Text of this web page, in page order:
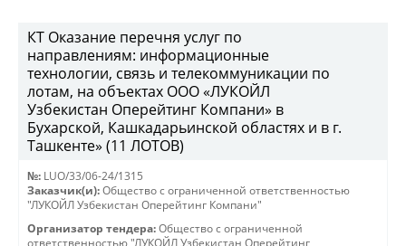
КТ Оказание перечня услуг по
направлениям: информационные
технологии, связь и телекоммуникации по
лотам, на объектах ООО «ЛУКОЙЛ
Узбекистан Оперейтинг Компани» в
Бухарской, Кашкадарьинской областях и в г.
Ташкенте» (11 ЛОТОВ)
№: LUO/33/06-24/1315
Заказчик(и): Общество с ограниченной ответственностью
"ЛУКОЙЛ Узбекистан Оперейтинг Компани"
Организатор тендера: Общество с ограниченной
ответственностью "ЛУКОЙЛ Узбекистан Оперейтинг